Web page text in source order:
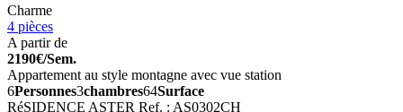
Charme
4 pièces
A partir de
2190€/Sem.
Appartement au style montagne avec vue station
6Personnes3chambres64Surface
RéSIDENCE ASTER Ref. : AS0302CH